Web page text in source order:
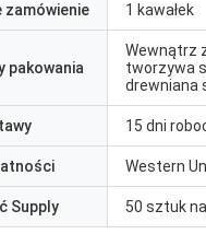
zamówienie 1 kawałek
pakowania
Wewnątrz
tworzywa
drewniana
15 dni
Western
Supply 50 sztuk